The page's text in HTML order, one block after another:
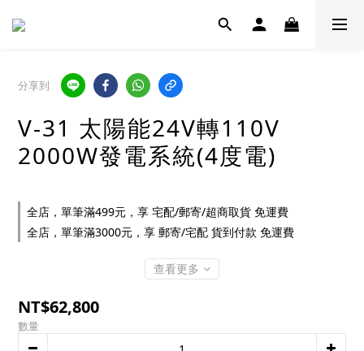
分享到
V-31 太陽能24V轉110V
2000W發電系統(4度電)
全店，單筆滿499元，享 宅配/郵寄/超商取貨 免運費
全店，單筆滿3000元，享 郵寄/宅配 貨到付款 免運費
查看更多
NT$62,800
數量